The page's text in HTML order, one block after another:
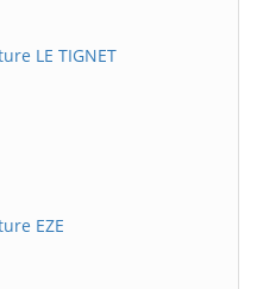
LE TIGNET
EZE